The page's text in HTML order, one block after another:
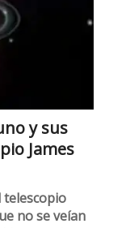
y sus
James
no se veían